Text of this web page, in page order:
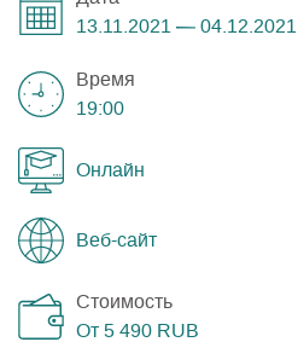
13.11.2021 — 04.12.2021
Время
19:00
Онлайн
Веб-сайт
Стоимость
От 5 490 RUB